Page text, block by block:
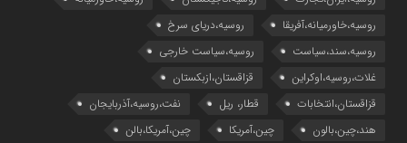
روسیه،خاورمیانه،آفریقا
روسیه،دریای سرخ
روسیه،سند،سیاست
روسیه،سیاست خارجی
غلات،روسیه،اوکراین
قزاقستان،ازبکستان
قزاقستان،انتخابات
قطار، ریل
نفت،روسیه،آذربایجان
هند،چین،بالون
چین،آمریکا
چین،آمریکا،بالن